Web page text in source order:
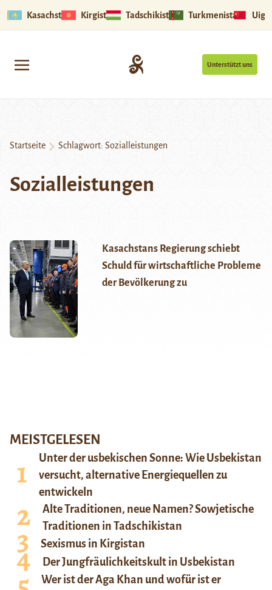
Kasachstan Kirgistan Tadschikistan Turkmenistan
Unterstützt uns
Startseite Schlagwort: Sozialleistungen
Sozialleistungen
Kasachstans Regierung schiebt
Schuld für wirtschaftliche Probleme
der Bevölkerung zu
MEISTGELESEN
Unter der usbekischen Sonne: Wie Usbekistan
versucht, alternative Energiequellen zu
entwickeln
Alte Traditionen, neue Namen? Sowjetische
Traditionen in Tadschikistan
Sexismus in Kirgistan
Der Jungfräulichkeitskult in Usbekistan
Wer ist der Aga Khan und wofür ist er